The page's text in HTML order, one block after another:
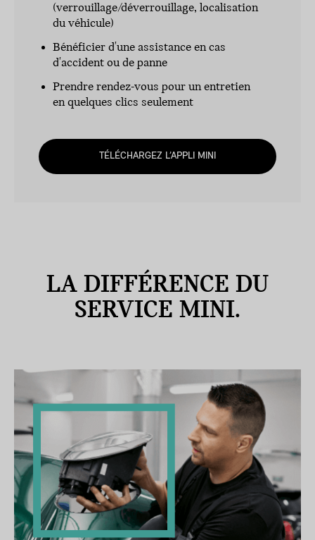
(verrouillage/déverrouillage, localisation
du véhicule)
Bénéficier d'une assistance en cas
d'accident ou de panne
Prendre rendez-vous pour un entretien
en quelques clics seulement
TÉLÉCHARGEZ L’APPLI MINI
LA DIFFÉRENCE DU
SERVICE MINI.